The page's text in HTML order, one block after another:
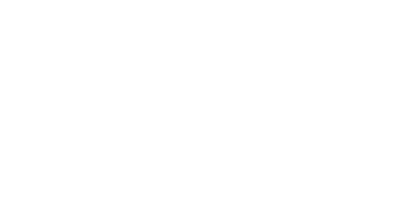
き作成されるも
をご了承くださ
にご登録され
) : 1000ppm、
、
ない年数を意
要な手段を講じ
これらの製造装